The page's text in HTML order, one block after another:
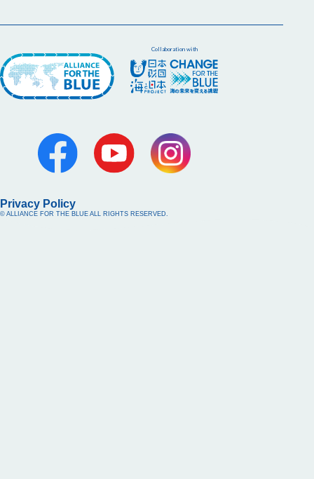
Collaboration with
© ALLIANCE FOR THE BLUE ALL RIGHTS RESERVED.
Privacy Policy